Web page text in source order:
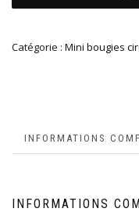
Catégorie : Mini bougies
INFORMATIONS
INFORMATIONS